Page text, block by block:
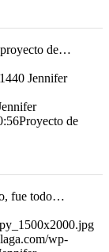
proyecto de…
1440 Jennifer
Proyecto de
fue todo…
wp-